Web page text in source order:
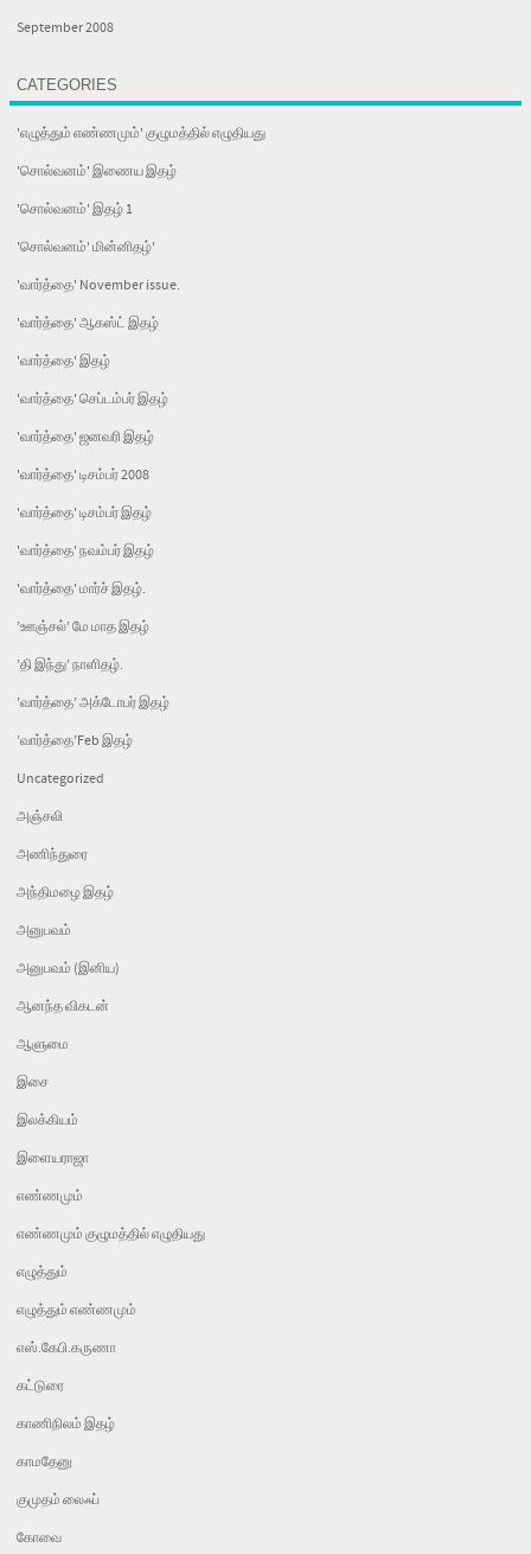
September 2008
CATEGORIES
'எழுத்தும் எண்ணமும்' குழுமத்தில் எழுதியது
'சொல்வனம்' இணைய இதழ்
'சொல்வனம்' இதழ் 1
'சொல்வனம்' மின்னிதழ்'
'வார்த்தை' November issue.
'வார்த்தை' ஆகஸ்ட் இதழ்
'வார்த்தை' இதழ்
'வார்த்தை' செப்டம்பர் இதழ்
'வார்த்தை' ஜனவரி இதழ்
'வார்த்தை' டிசம்பர் 2008
'வார்த்தை' டிசம்பர் இதழ்
'வார்த்தை' நவம்பர் இதழ்
'வார்த்தை' மார்ச் இதழ்.
’ஊஞ்சல்’ மே மாத இதழ்
’தி இந்து’ நாளிதழ்.
’வார்த்தை’ அக்டோபர் இதழ்
’வார்த்தை’Feb இதழ்
Uncategorized
அஞ்சலி
அணிந்துரை
அந்திமழை இதழ்
அனுபவம்
அனுபவம் (இனிய)
ஆனந்த விகடன்
ஆளுமை
இசை
இலக்கியம்
இளையராஜா
எண்ணமும்
எண்ணமும் குழுமத்தில் எழுதியது
எழுத்தும்
எழுத்தும் எண்ணமும்
எஸ்.கேபி.கருணா
கட்டுரை
காணிநிலம் இதழ்
காமதேனு
குமுதம் லைஃப்
கோவை